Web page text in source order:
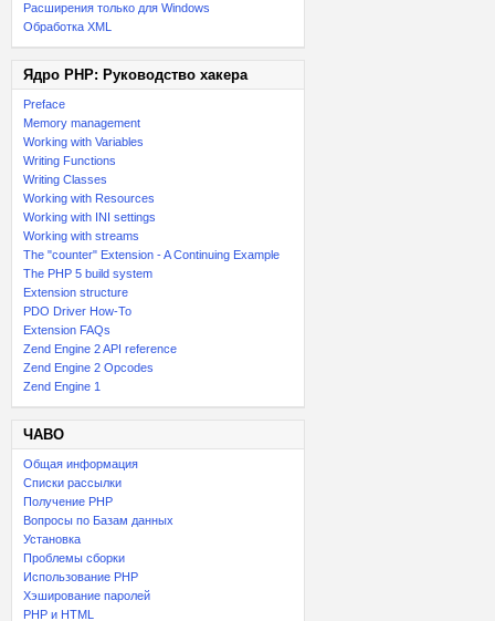
Расширения только для Windows
Обработка XML
Ядро PHP: Руководство хакера
Preface
Memory management
Working with Variables
Writing Functions
Writing Classes
Working with Resources
Working with INI settings
Working with streams
The "counter" Extension - A Continuing Example
The PHP 5 build system
Extension structure
PDO Driver How-To
Extension FAQs
Zend Engine 2 API reference
Zend Engine 2 Opcodes
Zend Engine 1
ЧАВО
Общая информация
Списки рассылки
Получение PHP
Вопросы по Базам данных
Установка
Проблемы сборки
Использование PHP
Хэширование паролей
PHP и HTML